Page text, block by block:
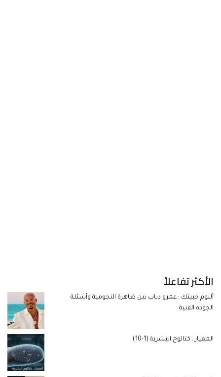
الأكثر تفاعلاً
ألبوم حبيتك : عمرو دياب بين ظاهرة النجومية وأسئلة
الجودة الفنية
المعيار.. كتالوج البشرية (1-10)